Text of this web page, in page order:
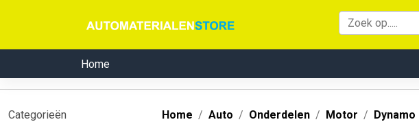
Home
Categorieën Home Auto Onderdelen Motor Dynamo